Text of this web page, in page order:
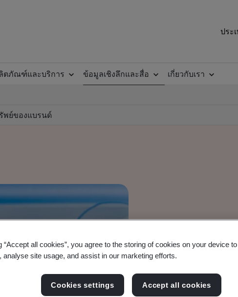
ประ
ตภัณฑ์และบริการ ข้อมูลเชิงลึกและสื่อ
เกี่ยวกับเรา
พย์ของแบรนด์
Webinar
Medical Devices
Pathways to
“Accept all cookies”, you agree to the storing of cookies on your device
analyse site usage, and assist in our marketing efforts.
Cookies settings Accept all cookies